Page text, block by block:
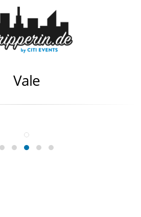
Vale